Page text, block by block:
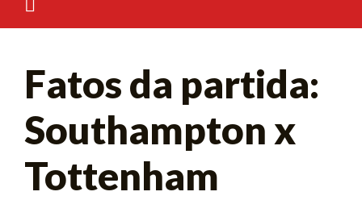
Fatos da partida:
Southampton x
Tottenham